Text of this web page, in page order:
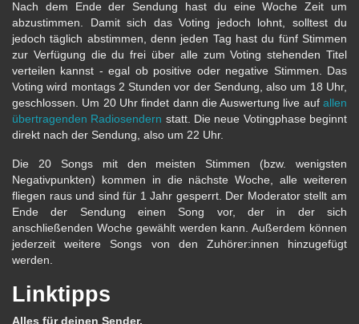
Nach dem Ende der Sendung hast du eine Woche Zeit um
abzustimmen. Damit sich das Voting jedoch lohnt, solltest du
jedoch täglich abstimmen, denn jeden Tag hast du fünf Stimmen
zur Verfügung die du frei über alle zum Voting stehenden Titel
verteilen kannst - egal ob positive oder negative Stimmen. Das
Voting wird montags 2 Stunden vor der Sendung, also um 18 Uhr,
geschlossen. Um 20 Uhr findet dann die Auswertung live auf allen
übertragenden Radiosendern statt. Die neue Votingphase beginnt
direkt nach der Sendung, also um 22 Uhr.
Die 20 Songs mit den meisten Stimmen (bzw. wenigsten
Negativpunkten) kommen in die nächste Woche, alle weiteren
fliegen raus und sind für 1 Jahr gesperrt. Der Moderator stellt am
Ende der Sendung einen Song vor, der in der sich
anschließenden Woche gewählt werden kann. Außerdem können
jederzeit weitere Songs von den Zuhörer:innen hinzugefügt
werden.
Linktipps
Alles für deinen Sender.